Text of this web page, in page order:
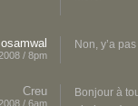
osamwal
/ 8pm
Non, y’a pas
Creu
/ 6am
Bonjour à